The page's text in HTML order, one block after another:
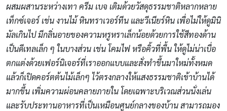
ผสมผสานระหว่างเทา ครีม เบจ เติมด้วยวัสดุธรรมชาติหลากหลาย
เท็กซ์เจอร์ เช่น งานไม้ หินทราเวอร์ทีน และวีเนียร์หิน เพื่อไม่ให้ดูมินิ
มัลเกินไป มีกลิ่นอายของความหรูหราเล็กน้อยด้วยการใช้สีทองด้าน
เป็นดีเทลเล็ก ๆ ในบางส่วน เช่น โคมไฟ หรือคิ้วที่พื้น ให้ดูไม่น่าเบื่อ
ตกแต่งด้วยเฟอร์นิเจอร์ที่เราออกแบบและสั่งทำขึ้นมาใหม่ทั้งหมด
แล้วก็เปิดคอร์ตต้นไม้เล็กๆ ไว้ตรงกลางให้แสงธรรมชาติเข้าบ้านได้
มากขึ้น เพิ่มความผ่อนคลายภายใน โดยเฉพาะบริเวณส่วนนั่งเล่น
และรับประทานอาหารที่เป็นเหมือนศูนย์กลางของบ้าน สามารถมอง